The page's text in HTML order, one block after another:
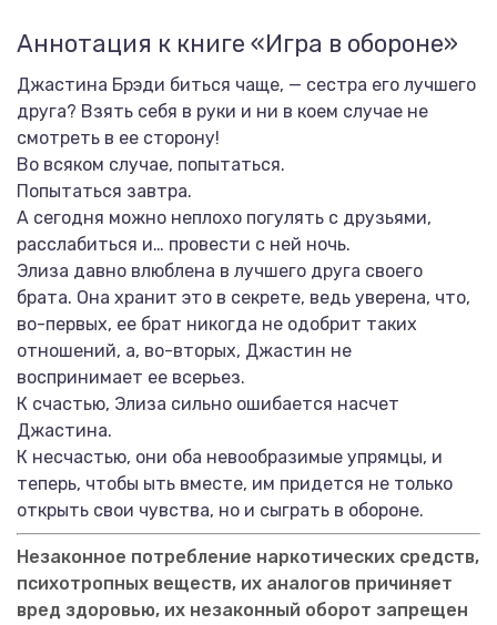
Аннотация к книге «Игра в обороне»
Джастина Брэди биться чаще, — сестра его лучшего
друга? Взять себя в руки и ни в коем случае не
смотреть в ее сторону!
Во всяком случае, попытаться.
Попытаться завтра.
А сегодня можно неплохо погулять с друзьями,
расслабиться и… провести с ней ночь.
Элиза давно влюблена в лучшего друга своего
брата. Она хранит это в секрете, ведь уверена, что,
во-первых, ее брат никогда не одобрит таких
отношений, а, во-вторых, Джастин не
воспринимает ее всерьез.
К счастью, Элиза сильно ошибается насчет
Джастина.
К несчастью, они оба невообразимые упрямцы, и
теперь, чтобы ыть вместе, им придется не только
открыть свои чувства, но и сыграть в обороне.
Незаконное потребление наркотических средств,
психотропных веществ, их аналогов причиняет
вред здоровью, их незаконный оборот запрещен